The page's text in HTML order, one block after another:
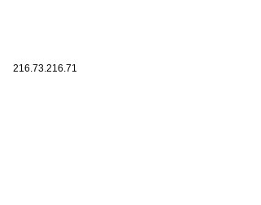
216.73.216.71